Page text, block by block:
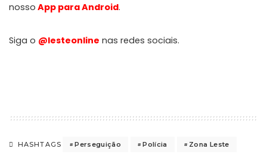
nosso App para Android.
Siga o @lesteonline nas redes sociais.
HASHTAGS Perseguição Polícia Zona Leste